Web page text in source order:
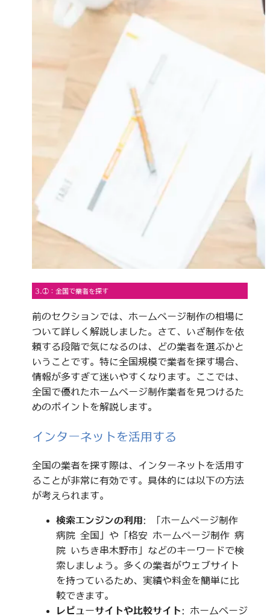
3.①：全国で業者を探す
前のセクションでは、ホームページ制作の相場に
ついて詳しく解説しました。さて、いざ制作を依
頼する段階で気になるのは、どの業者を選ぶかと
いうことです。特に全国規模で業者を探す場合、
情報が多すぎて迷いやすくなります。ここでは、
全国で優れたホームページ制作業者を見つけるた
めのポイントを解説します。
インターネットを活用する
全国の業者を探す際は、インターネットを活用す
ることが非常に有効です。具体的には以下の方法
が考えられます。
検索エンジンの利用 : 「ホームページ制作
病院 全国」や「格安 ホームページ制作 病
院 いちき串木野市」などのキーワードで検
索しましょう。多くの業者がウェブサイト
を持っているため、実績や料金を簡単に比
較できます。
レビューサイトや比較サイト: ホームページ